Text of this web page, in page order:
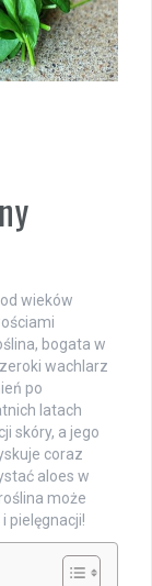
wieków
bogata w
wachlarz
po
latach
skóry, a jego
coraz
aloes w
może
pielęgnacji!